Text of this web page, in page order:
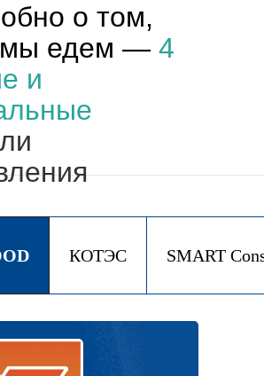
о том,
мы едем — 4
и
КОТЭС SMART